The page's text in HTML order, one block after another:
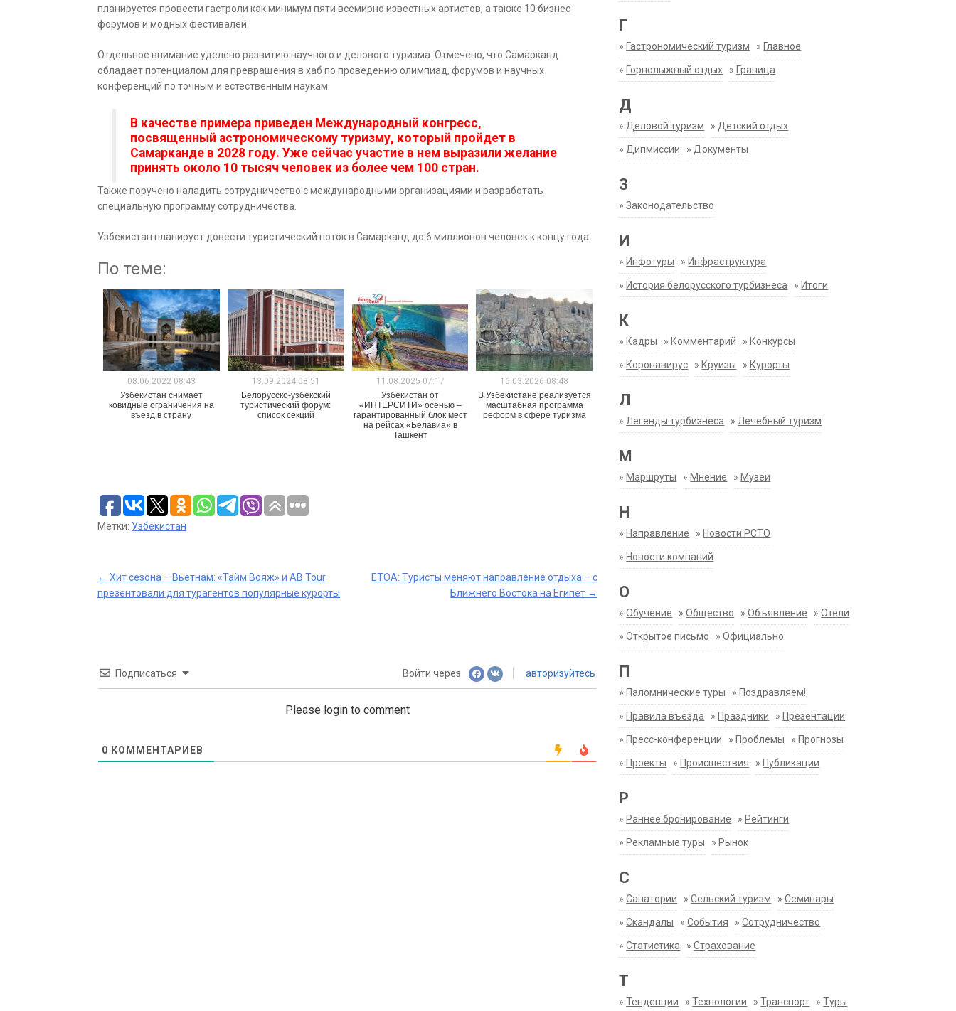
планируется провести гастроли как минимум пяти всемирно известных артистов, а также 10 бизнес-
форумов и модных фестивалей.
Отдельное внимание уделено развитию научного и делового туризма. Отмечено, что Самарканд
обладает потенциалом для превращения в хаб по проведению олимпиад, форумов и научных
конференций по точным и естественным наукам.
В качестве примера приведен Международный конгресс,
посвященный астрономическому туризму, который пройдет в
Самарканде в 2028 году. Уже сейчас участие в нем выразили желание
принять около 10 тысяч человек из более чем 100 стран.
Также поручено наладить сотрудничество с международными организациями и разработать
специальную программу сотрудничества.
Узбекистан планирует довести туристический поток в Самарканд до 6 миллионов человек к концу года.
По теме:
08.06.2022 08:43
Узбекистан снимает
ковидные ограничения на
въезд в страну
13.09.2024 08:51
Белорусско-узбекский
туристический форум:
список секций
11.08.2025 07:17
Узбекистан от
«ИНТЕРСИТИ» осенью –
гарантированный блок мест
на рейсах «Белавиа» в
Ташкент
16.03.2026 08:48
В Узбекистане реализуется
масштабная программа
реформ в сфере туризма
Метки: Узбекистан
Post
← Хит сезона – Вьетнам: «Тайм Вояж» и AB Tour
презентовали для турагентов популярные курорты
ETOA: Туристы меняют направление отдыха – с
Ближнего Востока на Египет →
Подписаться Войти через авторизуйтесь
Please login to comment
0 КОММЕНТАРИЕВ
Г
» Гастрономический туризм » Главное
» Горнолыжный отдых » Граница
Д
» Деловой туризм » Детский отдых
» Дипмиссии » Документы
З
»Законодательство
И
» Инфотуры » Инфраструктура
» История белорусского турбизнеса » Итоги
К
» Кадры » Комментарий » Конкурсы
» Коронавирус » Круизы » Курорты
Л
» Легенды турбизнеса » Лечебный туризм
М
» Маршруты » Мнение » Музеи
Н
» Направление » Новости РСТО
» Новости компаний
О
»Обучение »Общество »Объявление »Отели
»Открытое письмо »Официально
П
» Паломнические туры » Поздравляем!
» Правила въезда » Праздники » Презентации
» Пресс-конференции » Проблемы » Прогнозы
» Проекты » Происшествия » Публикации
Р
» Раннее бронирование » Рейтинги
» Рекламные туры » Рынок
С
»Санатории »Сельский туризм »Семинары
»Скандалы »События »Сотрудничество
»Статистика »Страхование
Т
»Тенденции »Технологии »Транспорт »Туры